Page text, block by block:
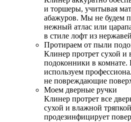
и торшеры, учитывая
абажуров. Мы не будем
нежный атлас или
в стиле лофт из
Протираем от пыли
Клинер протрет сухой и
подоконники в
используем
не повреждающие
Моем дверные ручки
Клинер протрет все
сухой и влажной
продезинфицирует